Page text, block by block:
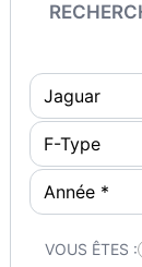
VOUS ÊTES :